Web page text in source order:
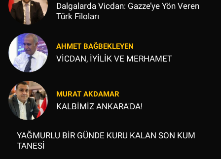
Dalgalarda Vicdan: Gazze’ye Yön Veren
Türk Filoları
AHMET BAĞBEKLEYEN
VİCDAN, İYİLİK VE MERHAMET
MURAT AKDAMAR
KALBİMİZ ANKARA'DA!
YAĞMURLU BİR GÜNDE KURU KALAN SON KUM
TANESİ